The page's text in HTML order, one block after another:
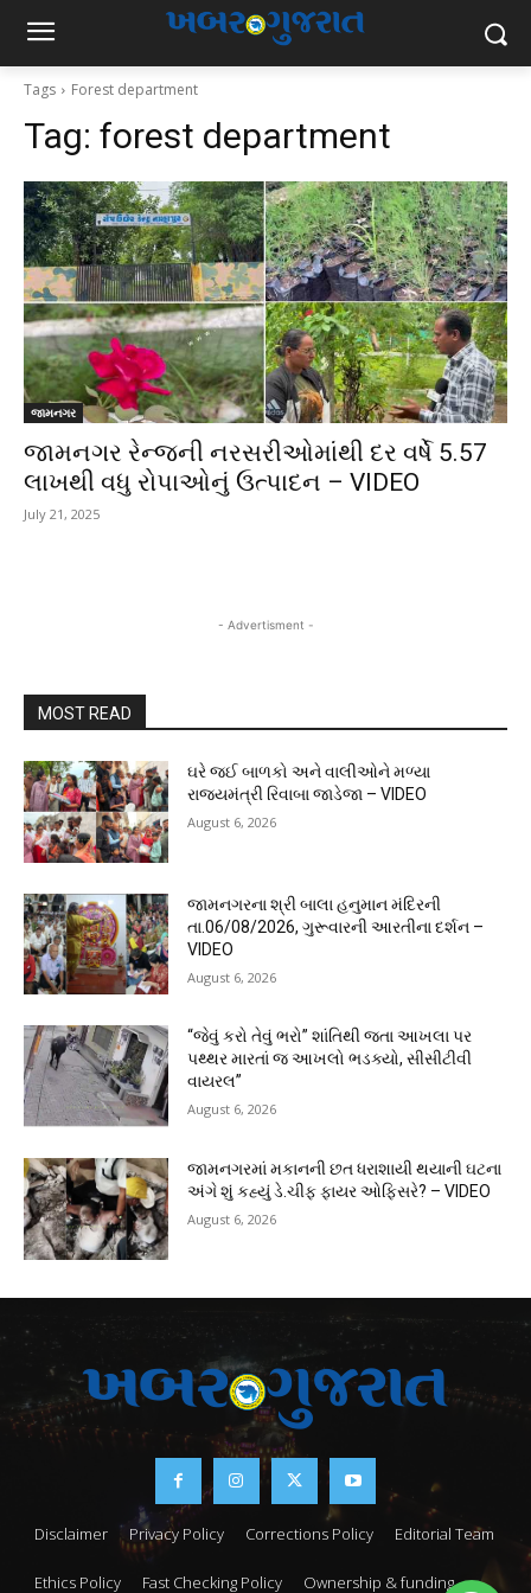
Tags Forest department
Tag: forest department
જામનગર
જામનગર રેન્જની નરસરીઓમાંથી દર વર્ષે 5.57
લાખથી વધુ રોપાઓનું ઉત્પાદન – VIDEO
July 21, 2025
- Advertisment -
MOST READ
ઘરે જઈ બાળકો અને વાલીઓને મળ્યા
રાજ્યમંત્રી રિવાબા જાડેજા – VIDEO
August 6, 2026
જામનગરના શ્રી બાલા હનુમાન મંદિરની
તા.06/08/2026, ગુરૂવારની આરતીના દર્શન –
VIDEO
August 6, 2026
“જેવું કરો તેવું ભરો” શાંતિથી જતા આખલા પર
પથ્થર મારતાં જ આખલો ભડક્યો, સીસીટીવી
વાયરલ”
August 6, 2026
જામનગરમાં મકાનની છત ધરાશાયી થયાની ઘટના
અંગે શું કહ્યું ડે.ચીફ ફાયર ઓફિસરે? – VIDEO
August 6, 2026
Disclaimer Privacy Policy Corrections Policy Editorial Team
Ethics Policy Fast Checking Policy Ownership & funding